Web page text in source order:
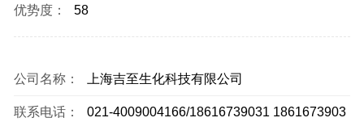
优势度： 58
公司名称： 上海吉至生化科技有限公司
联系电话：
021-4009004166/18616739031 1861673903